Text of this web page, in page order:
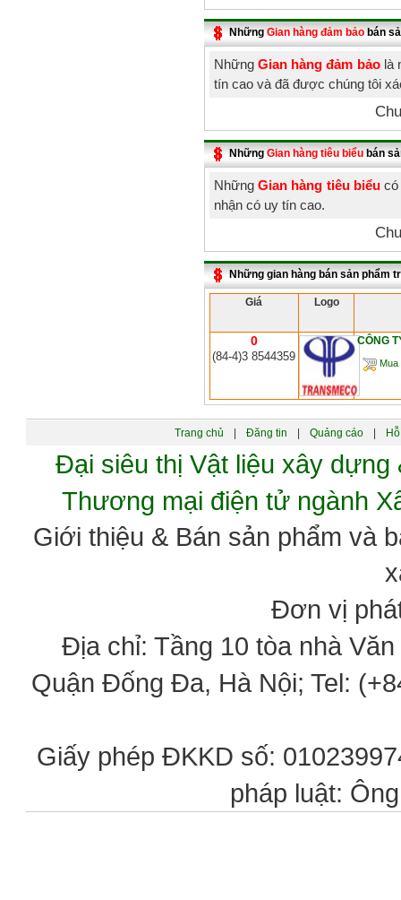
NhữngGian hàng đảm bảobán
NhữngGian hàng đảm bảolà
tín cao và đã được chúng tôi
NhữngGian hàng tiêu biểubán
NhữngGian hàng tiêu biểucó
nhận có uy tín cao.
Những gian hàng bán sản phẩm
Giá Logo
0
(84-4)3 8544359
CÔNG
Mua
Trang chủ Đăng tin Quảng cáo
Đại siêu thị Vật liệu xây
Thương mại điện tử ngành
Giới thiệu & Bán sản phẩm và
Đơn vị
Địa chỉ: Tầng 10 tòa nhà
Quận Đống Đa, Hà Nội; Tel:
Giấy phép ĐKKD số:
pháp luật: